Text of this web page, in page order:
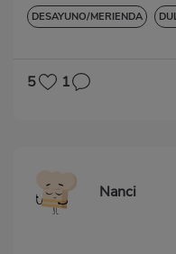
DESAYUNO/MERIENDA
5 1
Nanci